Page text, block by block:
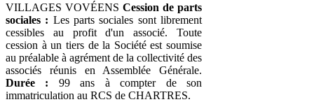
VILLAGES VOVÉENS Cession de parts
sociales : Les parts sociales sont librement
cessibles au profit d'un associé. Toute
cession à un tiers de la Société est soumise
au préalable à agrément de la collectivité des
associés réunis en Assemblée Générale.
Durée : 99 ans à compter de son
immatriculation au RCS de CHARTRES.